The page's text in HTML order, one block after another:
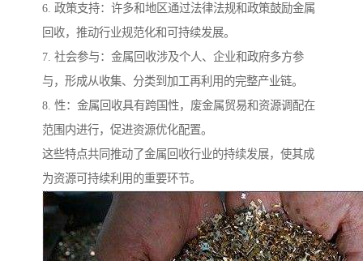
6. 政策支持：许多和地区通过法律法规和政策鼓励金属
回收，推动行业规范化和可持续发展。
7. 社会参与：金属回收涉及个人、企业和政府多方参
与，形成从收集、分类到加工再利用的完整产业链。
8. 性：金属回收具有跨国性，废金属贸易和资源调配在
范围内进行，促进资源优化配置。
这些特点共同推动了金属回收行业的持续发展，使其成
为资源可持续利用的重要环节。